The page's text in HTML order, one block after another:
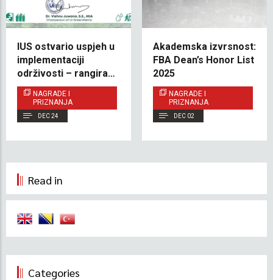
IUS ostvario uspjeh u
implementaciji
održivosti – rangiran
na UI GreenMetric listi
2025
NAGRADE I
PRIZNANJA
DEC 24
Akademska izvrsnost:
FBA Dean’s Honor List
2025
NAGRADE I
PRIZNANJA
DEC 02
Read in
Categories